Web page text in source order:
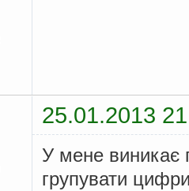
25.01.2013
У мене виникає
групувати